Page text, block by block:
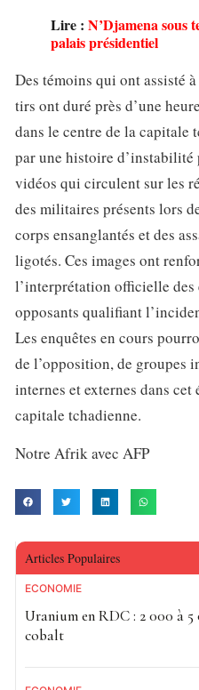
Lire : N’Djamena sous
palais présidentiel
Des témoins qui ont assisté
tirs ont duré près d’une
dans le centre de la capitale
par une histoire
vidéos qui circulent sur les
des militaires présents lors
corps ensanglantés et des
ligotés. Ces images ont
l’interprétation officielle des
opposants qualifiant
Les enquêtes en cours
de l’opposition, de groupes
internes et externes dans
capitale tchadienne.
Notre Afrik avec AFP
Articles Populaires
ECONOMIE
Uranium en RDC : 2 000 à
cobalt